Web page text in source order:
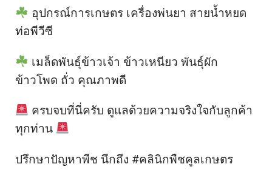
อุปกรณ์การเกษตร เครื่องพ่นยา สายน้ำหยด
ท่อพีวีซี
เมล็ดพันธุ์ข้าวเจ้า ข้าวเหนียว พันธุ์ผัก
ข้าวโพด ถั่ว คุณภาพดี
ครบจบที่นี่ครับ ดูแลด้วยความจริงใจกับลูกค้า
ทุกท่าน
ปรึกษาปัญหาพืช นึกถึง #คลินิกพืชคูลเกษตร